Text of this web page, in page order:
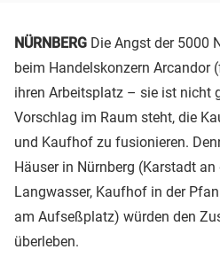
NÜRNBERG Die Angst der 5000
beim Handelskonzern Arcandor
ihren Arbeitsplatz – sie ist nicht
Vorschlag im Raum steht, die
und Kaufhof zu fusionieren.
Häuser in Nürnberg (Karstadt
Langwasser, Kaufhof in der
am Aufseßplatz) würden den
überleben.